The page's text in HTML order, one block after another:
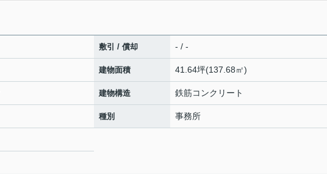
敷引 / 償却 - / -
建物面積 41.64坪(137.68㎡)
建物構造 鉄筋コンクリート
種別 事務所